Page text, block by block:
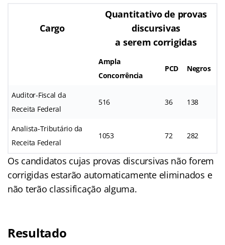
Cargo
Quantitativo de provas
discursivas
a serem corrigidas
Ampla
Concorrência
PCD Negros
Auditor-Fiscal da
Receita Federal
516 36 138
Analista-Tributário da
Receita Federal
1053 72 282
Os candidatos cujas provas discursivas não forem
corrigidas estarão automaticamente eliminados e
não terão classificação alguma.
Resultado